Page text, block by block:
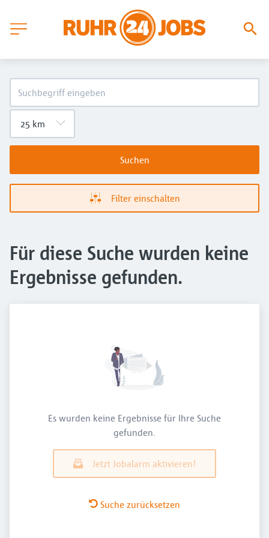
Suchen
Filter einschalten
Für diese Suche wurden keine
Ergebnisse gefunden.
Es wurden keine Ergebnisse für Ihre Suche
gefunden.
Jetzt Jobalarm aktivieren!
Suche zurücksetzen